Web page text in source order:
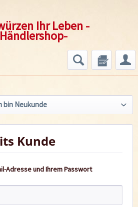
Ihr Leben -
Händlershop-
bin Neukunde
Kunde
Adresse und Ihrem Passwort